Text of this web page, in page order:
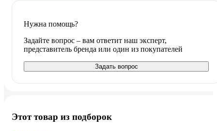
Нужна помощь?
Задайте вопрос – вам ответит наш эксперт,
представитель бренда или один из покупателей
Задать вопрос
Этот товар из подборок